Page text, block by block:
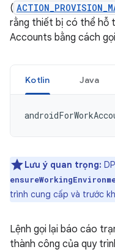
(
rằng thiết bị có thể hỗ
Accounts bằng cách
Kotlin Java
Lưu ý quan trọng:
trình cung cấp và trước
Lệnh gọi lại báo cáo
thành công của quy